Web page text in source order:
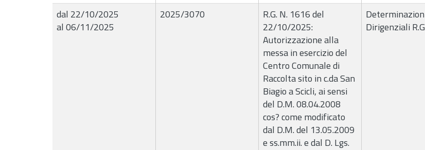
dal 22/10/2025
al 06/11/2025
2025/3070
R.G. N. 1616 del
22/10/2025:
Autorizzazione alla
messa in esercizio del
Centro Comunale di
Raccolta sito in c.da San
Biagio a Scicli, ai sensi
del D.M. 08.04.2008
cos? come modificato
dal D.M. del 13.05.2009
e ss.mm.ii. e dal D. Lgs.
Dirigenziali